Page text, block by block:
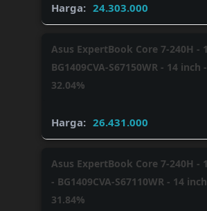
24.303.000
Asus ExpertBook Core 7-240H -
BG1409CVA-S67150WR - 14 inch
32.04%
26.431.000
Asus ExpertBook Core 7-240H -
- BG1409CVA-S67110WR - 14
31.84%